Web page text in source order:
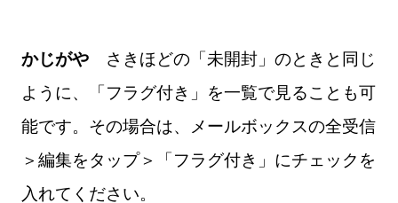
かじがや さきほどの「未開封」のときと同じ
ように、「フラグ付き」を一覧で見ることも可
能です。その場合は、メールボックスの全受信
＞編集をタップ＞「フラグ付き」にチェックを
入れてください。